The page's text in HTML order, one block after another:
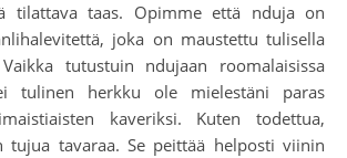
tilattava taas. Opimme että nduja on
joka on maustettu tulisella
tutustuin ndujaan roomalaisissa
tulinen herkku ole mielestäni paras
kaveriksi. Kuten todettua,
tujua tavaraa. Se peittää helposti viinin